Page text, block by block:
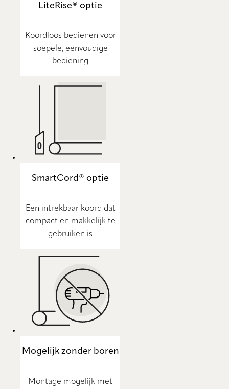
LiteRise® optie
Koordloos bedienen voor
soepele, eenvoudige
bediening
SmartCord® optie
Een intrekbaar koord dat
compact en makkelijk te
gebruiken is
Mogelijk zonder boren
Montage mogelijk met